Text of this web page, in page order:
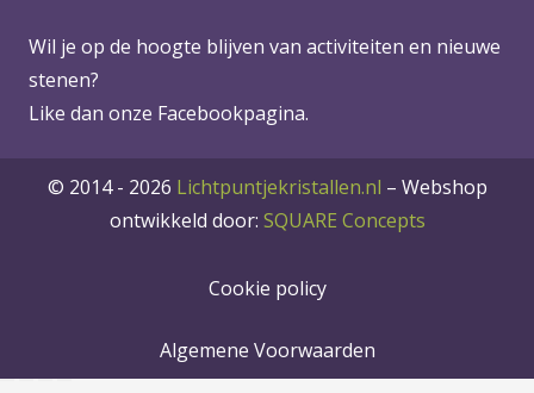
Wil je op de hoogte blijven van activiteiten en nieuwe
stenen?
Like dan onze Facebookpagina.
© 2014 - 2026 Lichtpuntjekristallen.nl – Webshop
ontwikkeld door: SQUARE Concepts
Cookie policy
Algemene Voorwaarden